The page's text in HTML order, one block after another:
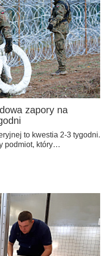
zapory na
to kwestia 2-3 tygodni.
podmiot, który…